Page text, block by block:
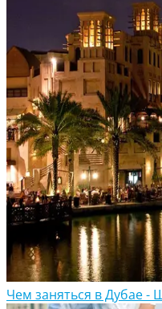
Чем заняться в Дубае -